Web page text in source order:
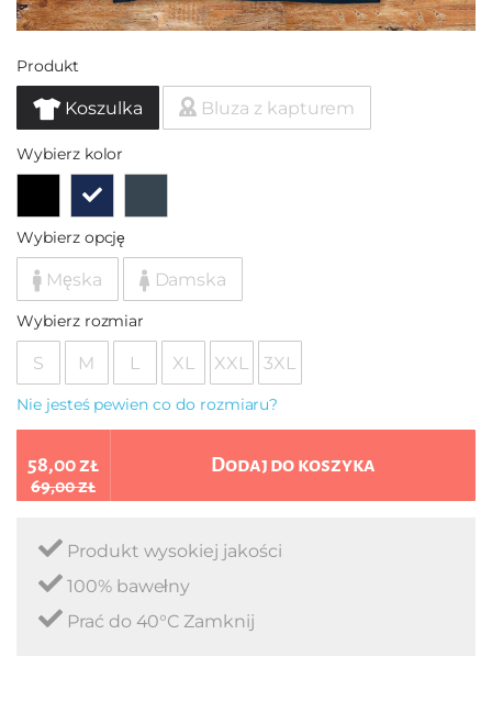
Produkt
Koszulka Bluza z kapturem
Wybierz kolor
Wybierz opcję
Męska Damska
Wybierz rozmiar
S M L XL XXL 3XL
Nie jesteś pewien co do rozmiaru?
58,00 zł
69,00 zł
Dodaj do koszyka
Produkt wysokiej jakości
100% bawełny
Prać do 40°C Zamknij